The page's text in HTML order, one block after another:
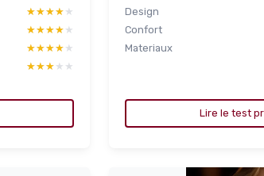
★★★★★
★★★★★
★★★★★
★★★★★
★★★★★
★★★★★
★★★★★
★★★★★
Design
Confort
Materiaux
Lire le test